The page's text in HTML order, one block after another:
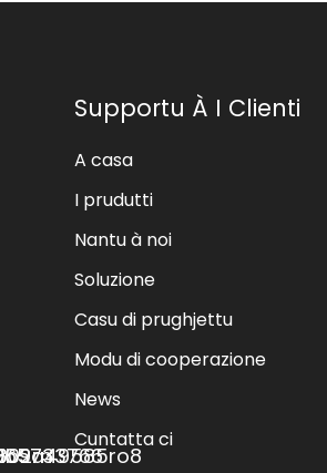
Supportu À I Clienti
A casa
I prudutti
Nantu à noi
Soluzione
Casu di prughjettu
Modu di cooperazione
News
Cuntatta ci